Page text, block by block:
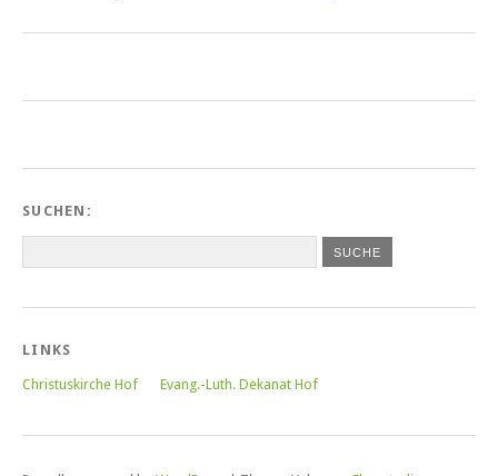
SUCHEN:
LINKS
Christuskirche Hof Evang.-Luth. Dekanat Hof